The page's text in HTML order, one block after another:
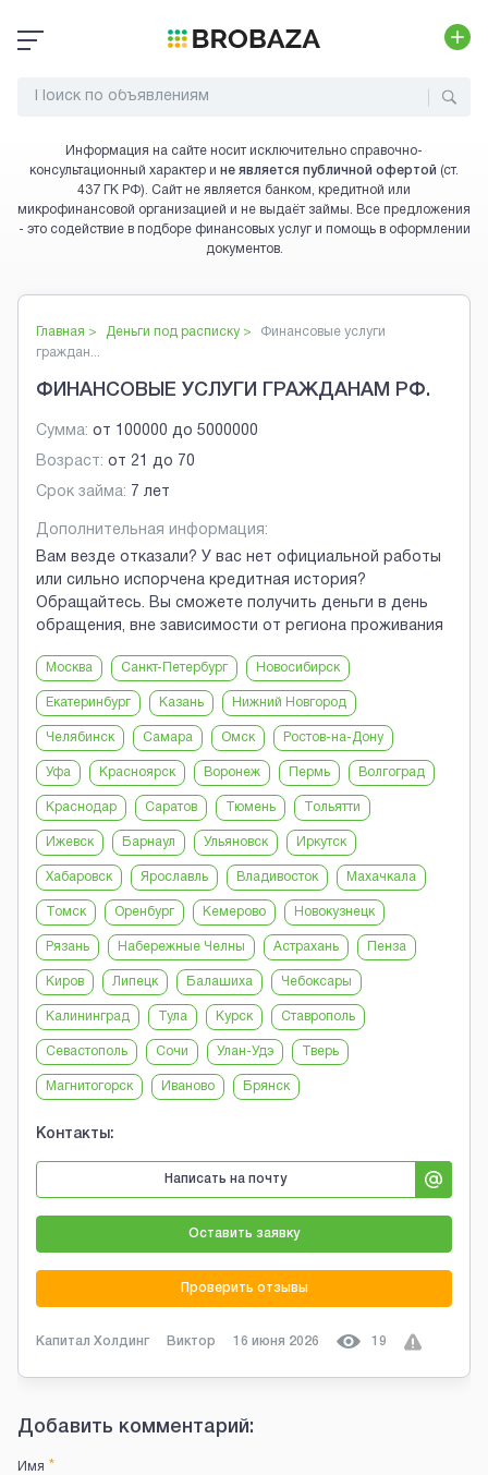
Информация на сайте носит исключительно справочно-
консультационный характер и не является публичной офертой (ст.
437 ГК РФ). Сайт не является банком, кредитной или
микрофинансовой организацией и не выдаёт займы. Все предложения
- это содействие в подборе финансовых услуг и помощь в оформлении
документов.
Главная > Деньги под расписку >
Финансовые услуги
граждан...
ФИНАНСОВЫЕ УСЛУГИ ГРАЖДАНАМ РФ.
Сумма: от 100000 до 5000000
Возраст: от 21 до 70
Срок займа: 7 лет
Дополнительная информация:
Вам везде отказали? У вас нет официальной работы
или сильно испорчена кредитная история?
Обращайтесь. Вы сможете получить деньги в день
обращения, вне зависимости от региона проживания
Москва Санкт-Петербург Новосибирск
Екатеринбург Казань Нижний Новгород
Челябинск Самара Омск Ростов-на-Дону
Уфа Красноярск Воронеж Пермь Волгоград
Краснодар Саратов Тюмень Тольятти
Ижевск Барнаул Ульяновск Иркутск
Хабаровск Ярославль Владивосток Махачкала
Томск Оренбург Кемерово Новокузнецк
Рязань Набережные Челны Астрахань Пенза
Киров Липецк Балашиха Чебоксары
Калининград Тула Курск Ставрополь
Севастополь Сочи Улан-Удэ Тверь
Магнитогорск Иваново Брянск
Контакты:
Написать на почту
Оставить заявку
Проверить отзывы
Капитал Холдинг Виктор 16 июня 2026 19
Добавить комментарий:
Имя *